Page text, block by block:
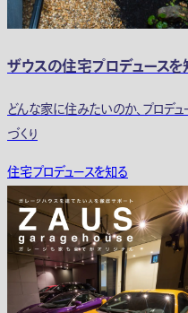
ザウスの住宅プロデュースを
どんな家に住みたいのか、プロデ
づくり
住宅プロデュースを知る